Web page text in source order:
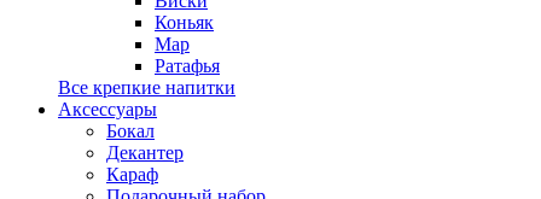
Коньяк
Мар
Ратафья
Все крепкие напитки
Аксессуары
Бокал
Декантер
Караф